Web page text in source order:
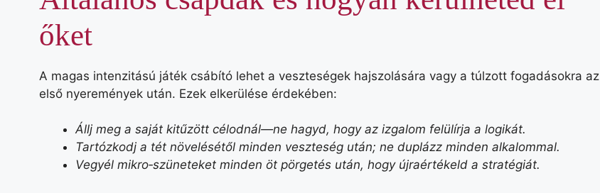
őket
A magas intenzitású játék csábító lehet a veszteségek hajszolására vagy a túlzott fogadásokra az
első nyeremények után. Ezek elkerülése érdekében:
Állj meg a saját kitűzött célodnál—ne hagyd, hogy az izgalom felülírja a logikát.
Tartózkodj a tét növelésétől minden veszteség után; ne duplázz minden alkalommal.
Vegyél mikro‑szüneteket minden öt pörgetés után, hogy újraértékeld a stratégiát.